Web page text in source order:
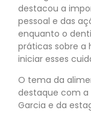
destacou a
pessoal e das
enquanto o
práticas sobre a
iniciar esses
O tema da
destaque com a
Garcia e da